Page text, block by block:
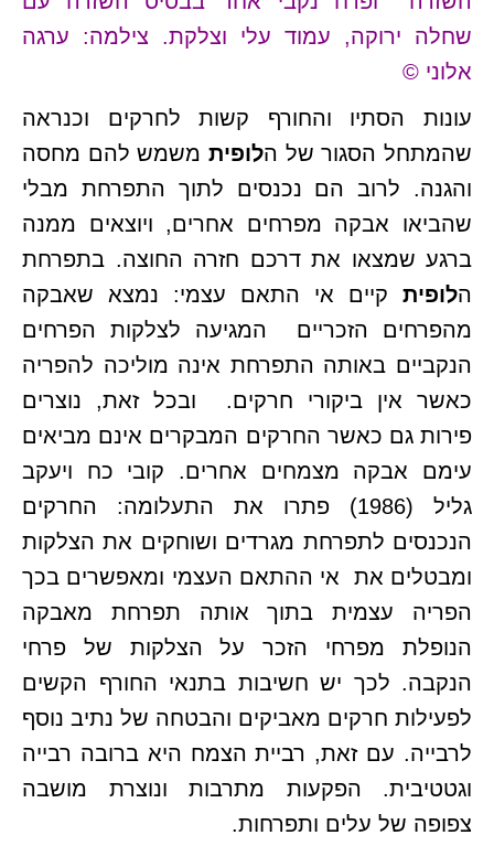
שחלה ירוקה, עמוד עלי וצלקת. צילמה: ערגה
אלוני ©
עונות הסתיו והחורף קשות לחרקים וכנראה
שהמתחל הסגור של הלופית משמש להם מחסה
והגנה. לרוב הם נכנסים לתוך התפרחת מבלי
שהביאו אבקה מפרחים אחרים, ויוצאים ממנה
ברגע שמצאו את דרכם חזרה החוצה. בתפרחת
הלופית קיים אי התאם עצמי: נמצא שאבקה
מהפרחים הזכריים המגיעה לצלקות הפרחים
הנקביים באותה התפרחת אינה מוליכה להפריה
כאשר אין ביקורי חרקים. ובכל זאת, נוצרים
פירות גם כאשר החרקים המבקרים אינם מביאים
עימם אבקה מצמחים אחרים. קובי כח ויעקב
גליל (1986) פתרו את התעלומה: החרקים
הנכנסים לתפרחת מגרדים ושוחקים את הצלקות
ומבטלים את אי ההתאם העצמי ומאפשרים בכך
הפריה עצמית בתוך אותה תפרחת מאבקה
הנופלת מפרחי הזכר על הצלקות של פרחי
הנקבה. לכך יש חשיבות בתנאי החורף הקשים
לפעילות חרקים מאביקים והבטחה של נתיב נוסף
לרבייה. עם זאת, רביית הצמח היא ברובה רבייה
וגטטיבית. הפקעות מתרבות ונוצרת מושבה
צפופה של עלים ותפרחות.